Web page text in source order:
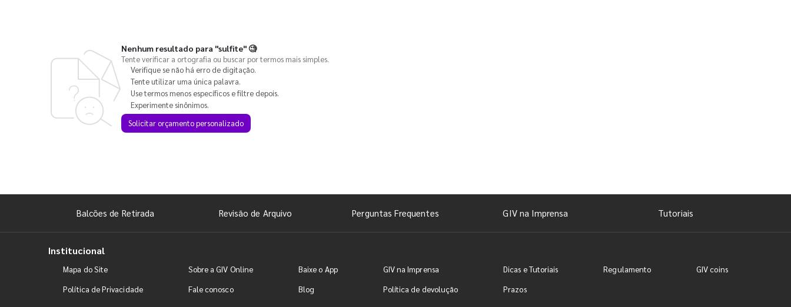
Nenhum resultado para "sulfite"🧐
Tente verificar a ortografia ou buscar por termos mais simples.
Verifique se não há erro de digitação.
Tente utilizar uma única palavra.
Use termos menos específicos e filtre depois.
Experimente sinônimos.
Solicitar orçamento personalizado
Balcões de Retirada Revisão de Arquivo Perguntas Frequentes GIV na Imprensa Tutoriais
Institucional
Mapa do Site Sobre a GIV Online Baixe o App GIV na Imprensa Dicas e Tutoriais Regulamento
GIV coins
Política de Privacidade
Fale conosco Blog Política de devolução Prazos